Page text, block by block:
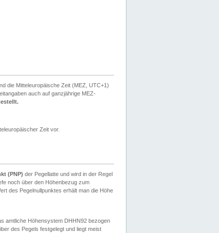
die Mitteleuropäische Zeit (MEZ, UTC+1)
auch auf ganzjährige MEZ-
Zeit vor.
(PNP) der Pegellatte und wird in der Regel
noch über den Höhenbezug zum
des Pegelnullpunktes erhält man die Höhe
amtliche Höhensystem DHHN92 bezogen
des Pegels festgelegt und liegt meist